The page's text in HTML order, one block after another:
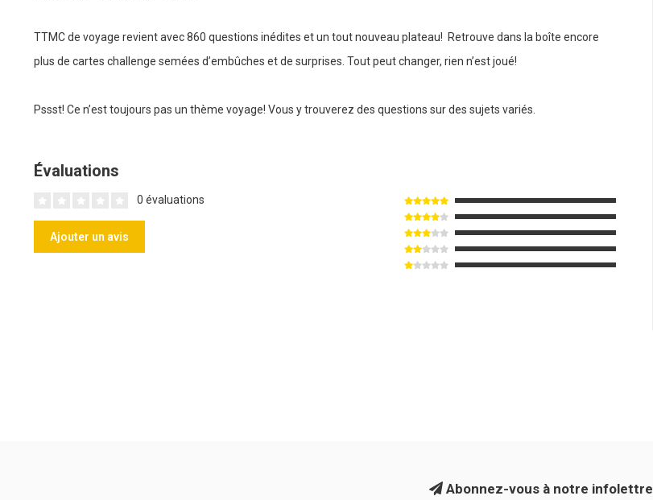
TTMC de voyage revient avec 860 questions inédites et un tout nouveau plateau! Retrouve dans la boîte encore
plus de cartes challenge semées d’embûches et de surprises. Tout peut changer, rien n’est joué!
Pssst! Ce n’est toujours pas un thème voyage! Vous y trouverez des questions sur des sujets variés.
Évaluations
0 évaluations
Ajouter un avis
Abonnez-vous à notre infolettre